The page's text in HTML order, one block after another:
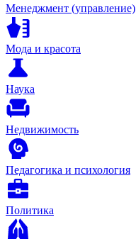
Менеджмент (управление)
Мода и красота
Наука
Недвижимость
Педагогика и психология
Политика